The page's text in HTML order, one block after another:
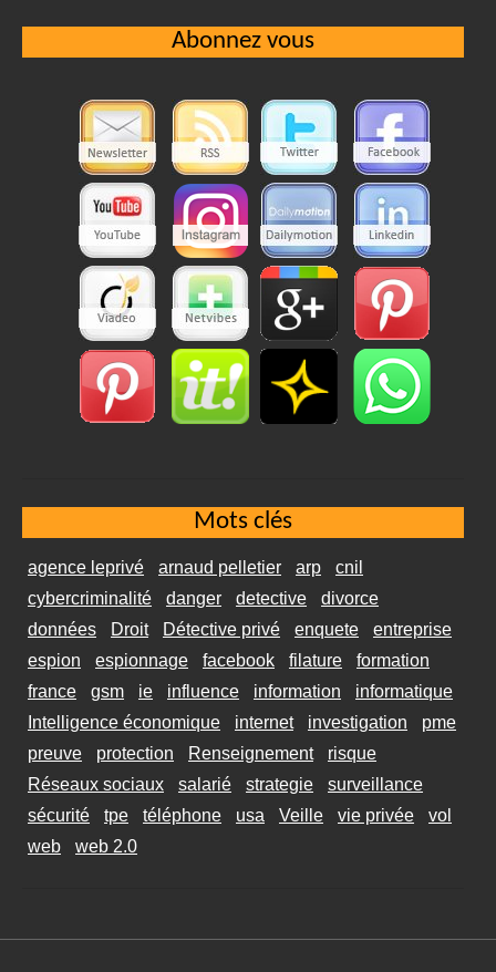
Abonnez vous
Mots clés
agence leprivé arnaud pelletier arp
cnil
cybercriminalité
danger detective
divorce
données
Droit Détective privé enquete
entreprise
espion
espionnage facebook filature
formation
france
gsm ie influence information
informatique
Intelligence économique
internet investigation
pme
preuve
protection Renseignement
risque
Réseaux sociaux
salarié strategie
surveillance
sécurité
tpe téléphone usa Veille vie privée
vol
web
web 2.0